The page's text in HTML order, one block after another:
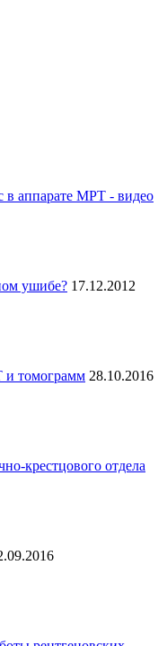
в аппарате МРТ - видео
ушибе? 17.12.2012
и томограмм 28.10.2016
крестцового отдела